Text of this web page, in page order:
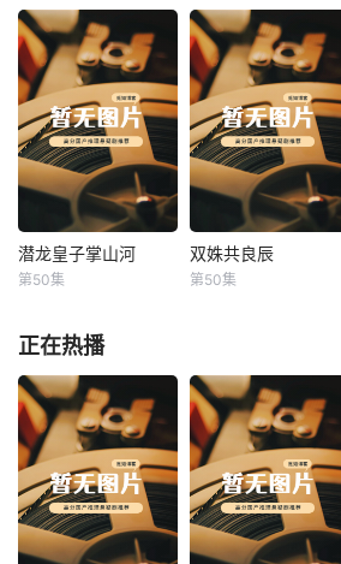
潜龙皇子掌山河
潜龙皇子掌山河
第50集
双姝共良辰
双姝共良辰
第50集
正在热播